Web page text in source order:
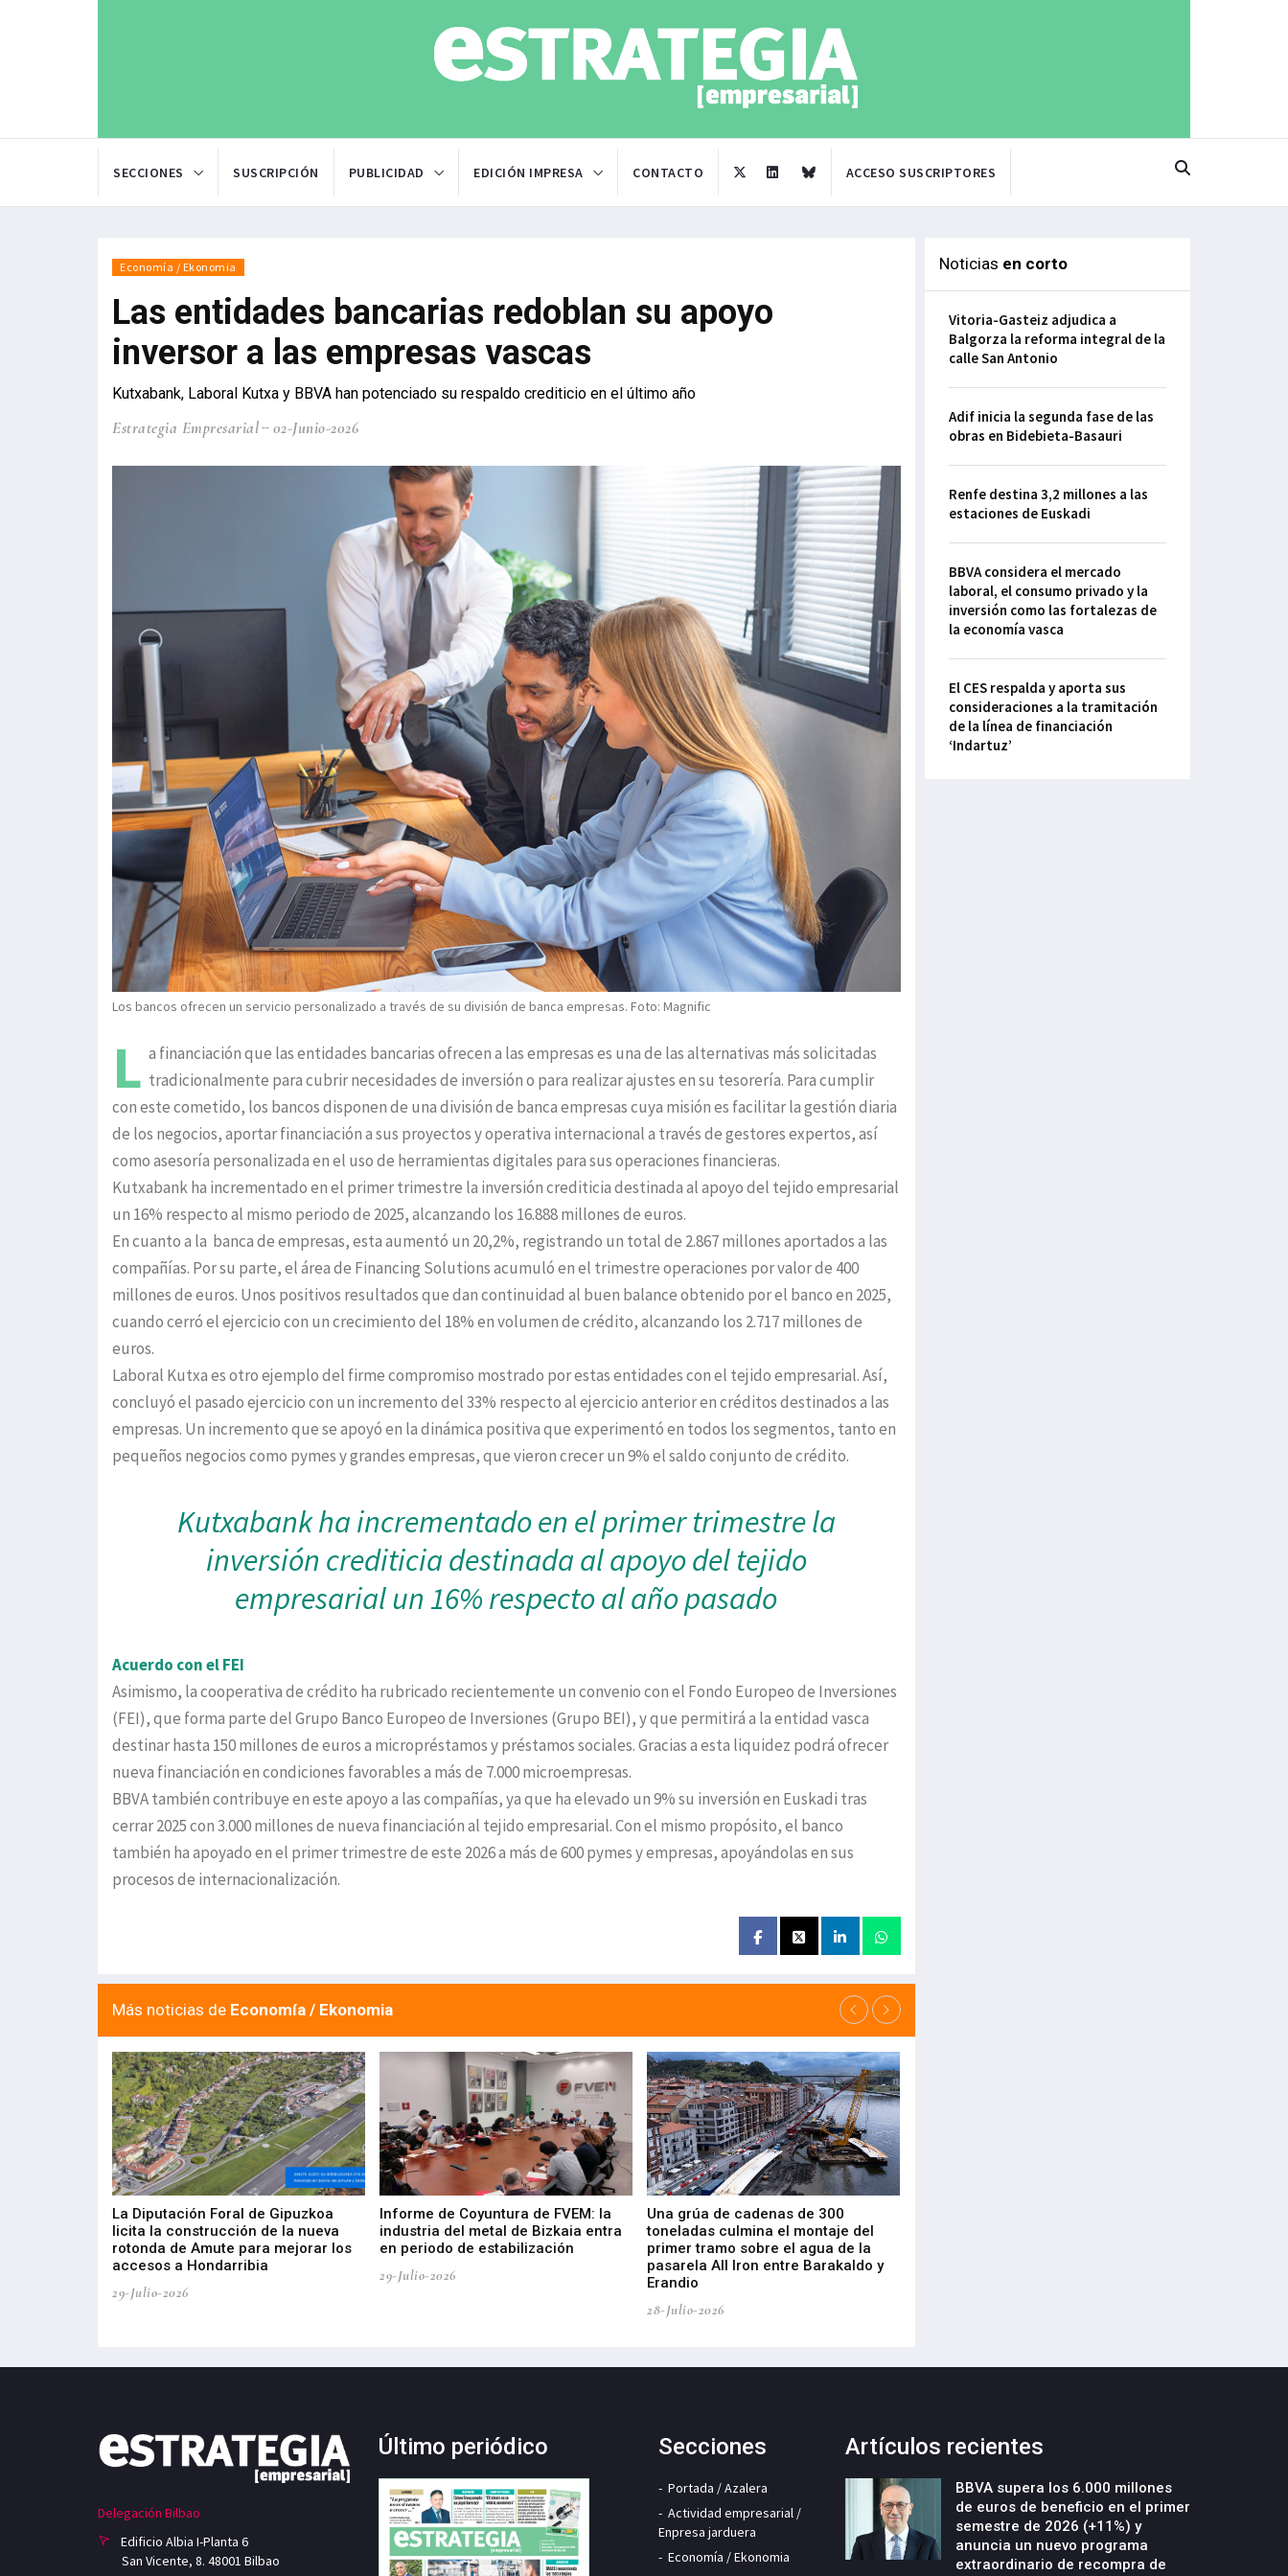
SECCIONES SUSCRIPCIÓN PUBLICIDAD EDICIÓN IMPRESA CONTACTO ACCESO SUSCRIPTORES
Economía / Ekonomia
Las entidades bancarias redoblan su apoyo
inversor a las empresas vascas
Kutxabank, Laboral Kutxa y BBVA han potenciado su respaldo crediticio en el último año
Estrategia Empresarial 02-Junio-2026
Los bancos ofrecen un servicio personalizado a través de su división de banca empresas. Foto: Magnific
L a financiación que las entidades bancarias ofrecen a las empresas es una de las alternativas más solicitadas
tradicionalmente para cubrir necesidades de inversión o para realizar ajustes en su tesorería. Para cumplir
con este cometido, los bancos disponen de una división de banca empresas cuya misión es facilitar la gestión diaria
de los negocios, aportar financiación a sus proyectos y operativa internacional a través de gestores expertos, así
como asesoría personalizada en el uso de herramientas digitales para sus operaciones financieras.
Kutxabank ha incrementado en el primer trimestre la inversión crediticia destinada al apoyo del tejido empresarial
un 16% respecto al mismo periodo de 2025, alcanzando los 16.888 millones de euros.
En cuanto a la banca de empresas, esta aumentó un 20,2%, registrando un total de 2.867 millones aportados a las
compañías. Por su parte, el área de Financing Solutions acumuló en el trimestre operaciones por valor de 400
millones de euros. Unos positivos resultados que dan continuidad al buen balance obtenido por el banco en 2025,
cuando cerró el ejercicio con un crecimiento del 18% en volumen de crédito, alcanzando los 2.717 millones de
euros.
Laboral Kutxa es otro ejemplo del firme compromiso mostrado por estas entidades con el tejido empresarial. Así,
concluyó el pasado ejercicio con un incremento del 33% respecto al ejercicio anterior en créditos destinados a las
empresas. Un incremento que se apoyó en la dinámica positiva que experimentó en todos los segmentos, tanto en
pequeños negocios como pymes y grandes empresas, que vieron crecer un 9% el saldo conjunto de crédito.
Kutxabank ha incrementado en el primer trimestre la
inversión crediticia destinada al apoyo del tejido
empresarial un 16% respecto al año pasado
Acuerdo con el FEI
Asimismo, la cooperativa de crédito ha rubricado recientemente un convenio con el Fondo Europeo de Inversiones
(FEI), que forma parte del Grupo Banco Europeo de Inversiones (Grupo BEI), y que permitirá a la entidad vasca
destinar hasta 150 millones de euros a micropréstamos y préstamos sociales. Gracias a esta liquidez podrá ofrecer
nueva financiación en condiciones favorables a más de 7.000 microempresas.
BBVA también contribuye en este apoyo a las compañías, ya que ha elevado un 9% su inversión en Euskadi tras
cerrar 2025 con 3.000 millones de nueva financiación al tejido empresarial. Con el mismo propósito, el banco
también ha apoyado en el primer trimestre de este 2026 a más de 600 pymes y empresas, apoyándolas en sus
procesos de internacionalización.
Más noticias de Economía / Ekonomia
La Diputación Foral de Gipuzkoa
licita la construcción de la nueva
rotonda de Amute para mejorar los
accesos a Hondarribia
29-Julio-2026
Informe de Coyuntura de FVEM: la
industria del metal de Bizkaia entra
en periodo de estabilización
29-Julio-2026
Una grúa de cadenas de 300
toneladas culmina el montaje del
primer tramo sobre el agua de la
pasarela All Iron entre Barakaldo y
Erandio
28-Julio-2026
Noticias en corto
Vitoria-Gasteiz adjudica a
Balgorza la reforma integral de la
calle San Antonio
Adif inicia la segunda fase de las
obras en Bidebieta-Basauri
Renfe destina 3,2 millones a las
estaciones de Euskadi
BBVA considera el mercado
laboral, el consumo privado y la
inversión como las fortalezas de
la economía vasca
El CES respalda y aporta sus
consideraciones a la tramitación
de la línea de financiación
‘Indartuz’
Delegación Bilbao
Edificio Albia I-Planta 6
San Vicente, 8. 48001 Bilbao
Último periódico Secciones
Portada / Azalera
Actividad empresarial /
Enpresa jarduera
Economía / Ekonomia
Artículos recientes
BBVA supera los 6.000 millones
de euros de beneficio en el primer
semestre de 2026 (+11%) y
anuncia un nuevo programa
extraordinario de recompra de